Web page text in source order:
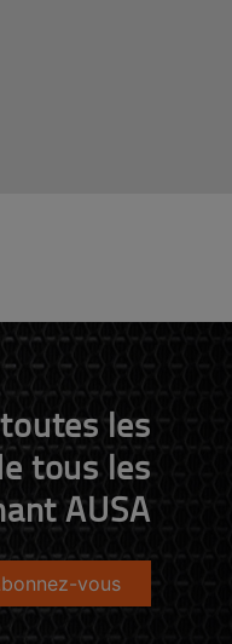
les
tous les
AUSA
vous